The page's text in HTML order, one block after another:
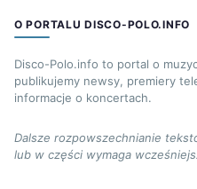
O PORTALU DISCO-POLO.INFO
Disco-Polo.info to portal o
publikujemy newsy, premiery
informacje o koncertach.
Dalsze rozpowszechnianie
lub w części wymaga